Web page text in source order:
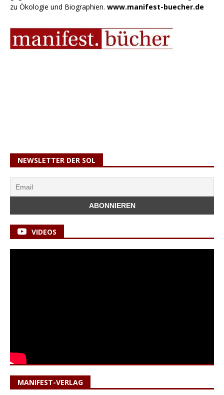
zu Ökologie und Biographien. www.manifest-buecher.de
NEWSLETTER DER SOL
VIDEOS
MANIFEST-VERLAG